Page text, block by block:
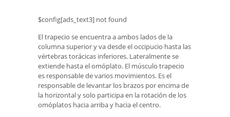
$config[ads_text3] not found
El trapecio se encuentra a ambos lados de la
columna superior y va desde el occipucio hasta las
vértebras torácicas inferiores. Lateralmente se
extiende hasta el omóplato. El músculo trapecio
es responsable de varios movimientos. Es el
responsable de levantar los brazos por encima de
la horizontal y solo participa en la rotación de los
omóplatos hacia arriba y hacia el centro.